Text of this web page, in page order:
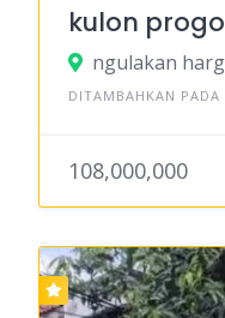
kulon
DITAMBAHKAN
108,000,000